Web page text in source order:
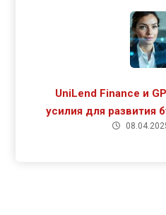
UniLend Finance и
усилия для развития